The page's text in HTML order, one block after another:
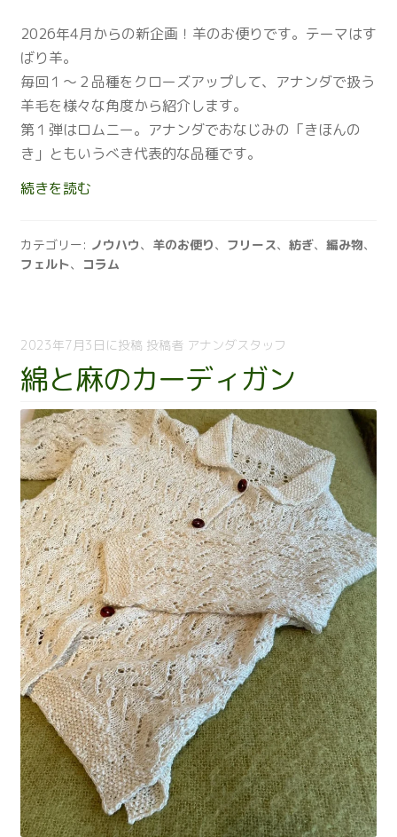
2026年4月からの新企画！羊のお便りです。テーマはす
ばり羊。
毎回１～２品種をクローズアップして、アナンダで扱う
羊毛を様々な角度から紹介します。
第１弾はロムニー。アナンダでおなじみの「きほんの
き」ともいうべき代表的な品種です。
続きを読む羊
便
り
ニ
ー
は
手
仕
事
の
万
能
選
手
カテゴリー: ノウハウ、 羊のお便り、 フリース、 紡ぎ、 編み物、
フェルト、 コラム
2023年7月3日 に投稿 投稿者 アナンダスタッフ
綿と麻のカーディガン